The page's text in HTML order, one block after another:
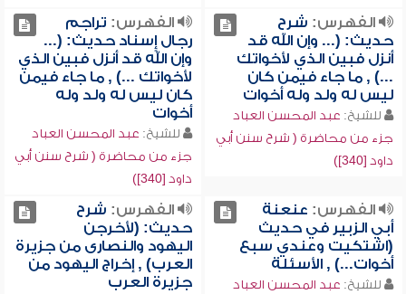
الفهرس: شرح
حديث: (... وإن الله قد
أنزل فبين الذي لأخواتك
...) , ما جاء فيمن كان
ليس له ولد وله أخوات
للشيخ: عبد المحسن العباد
جزء من محاضرة ( شرح سنن أبي
داود [340])
الفهرس: تراجم
رجال إٍسناد حديث: (...
وإن الله قد أنزل فبين الذي
لأخواتك ...) , ما جاء فيمن
كان ليس له ولد وله
أخوات
للشيخ: عبد المحسن العباد
جزء من محاضرة ( شرح سنن أبي
داود [340])
الفهرس: عنعنة
أبي الزبير في حديث
(اشتكيت وعندي سبع
أخوات...) , الأسئلة
للشيخ: عبد المحسن العباد
الفهرس: شرح
حديث: (لأخرجن
اليهود والنصارى من جزيرة
العرب) , إخراج اليهود من
جزيرة العرب